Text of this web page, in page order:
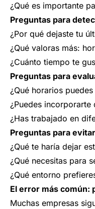
¿Qué es importante
Preguntas para
¿Por qué dejaste tu
¿Qué valoras más:
¿Cuánto tiempo te
Preguntas para
¿Qué horarios
¿Puedes incorporarte
¿Has trabajado en
Preguntas para
¿Qué te haría dejar
¿Qué necesitas para
¿Qué entorno
El error más común:
Muchas empresas